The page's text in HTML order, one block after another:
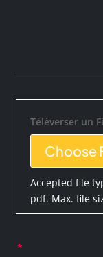
Téléverser un
File Input
Choose
Accepted file
pdf. Max. file